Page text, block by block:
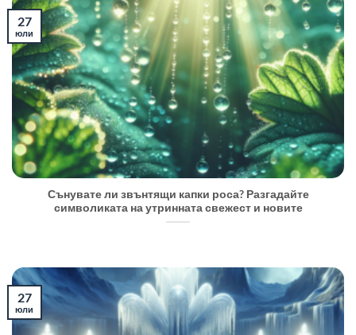
Сънувате ли звънтящи капки роса? Разгадайте
символиката на утринната свежест и новите
27
юли
27
юли